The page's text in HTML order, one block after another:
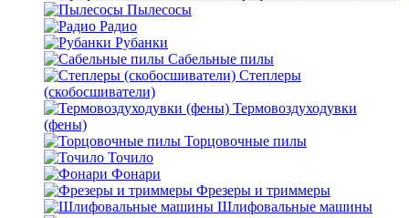
Пылесосы
Радио
Рубанки
Сабельные пилы
Степлеры
(скобосшиватели)
Термовоздуходувки
(фены)
Торцовочные пилы
Точило
Фонари
Фрезеры и триммеры
Шлифовальные машины